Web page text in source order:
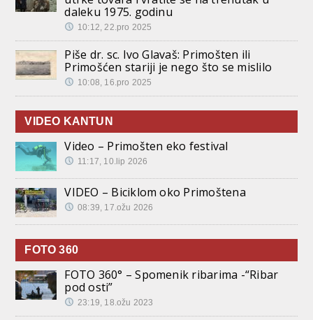
daleku 1975. godinu
10:12, 22.pro 2025
Piše dr. sc. Ivo Glavaš: Primošten ili
Primošćen stariji je nego što se mislilo
10:08, 16.pro 2025
VIDEO KANTUN
Video – Primošten eko festival
11:17, 10.lip 2026
VIDEO – Biciklom oko Primoštena
08:39, 17.ožu 2026
FOTO 360
FOTO 360° – Spomenik ribarima -“Ribar
pod osti”
23:19, 18.ožu 2023